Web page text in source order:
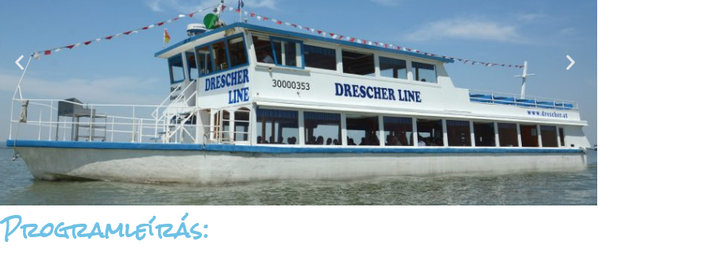
Programleírás: